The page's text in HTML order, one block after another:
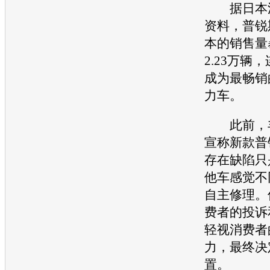
据日本
资料， 普
本的销售
2.23万辆
成为最畅
力车。
此前，
宣称新款
存在缺陷
他车感觉
自主修理
费者的投
轻视消费
力，最终
置。